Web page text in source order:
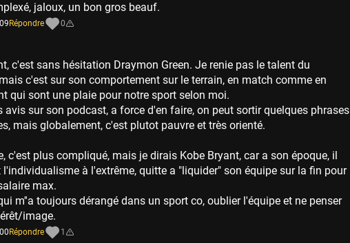
jaloux, un bon gros beauf.
Répondre 0
c'est sans hésitation Draymon Green. Je renie pas le talent du
c'est sur son comportement sur le terrain, en match comme en
qui sont une plaie pour notre sport selon moi.
avis sur son podcast, a force d'en faire, on peut sortir quelques phrases
mais globalement, c'est plutot pauvre et très orienté.
c'est plus compliqué, mais je dirais Kobe Bryant, car a son époque, il
l'individualisme à l'extrême, quitte a "liquider" son équipe sur la fin pour
max.
m''a toujours dérangé dans un sport co, oublier l'équipe et ne penser
image.
Répondre 1